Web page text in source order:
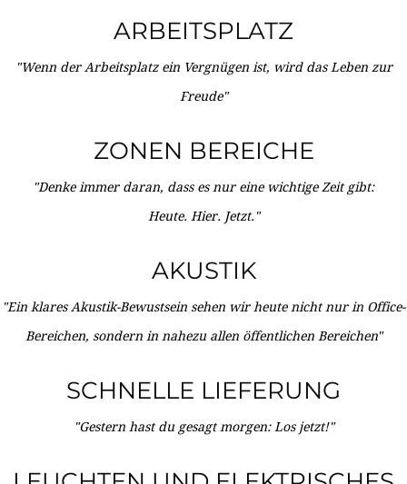
ARBEITSPLATZ
"Wenn der Arbeitsplatz ein Vergnügen ist, wird das Leben zur
Freude"
ZONEN BEREICHE
"Denke immer daran, dass es nur eine wichtige Zeit gibt:
Heute. Hier. Jetzt."
AKUSTIK
"Ein klares Akustik-Bewustsein sehen wir heute nicht nur in Office-
Bereichen, sondern in nahezu allen öffentlichen Bereichen"
SCHNELLE LIEFERUNG
"Gestern hast du gesagt morgen: Los jetzt!"